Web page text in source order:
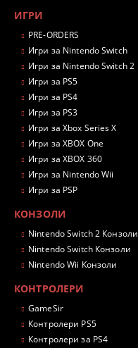
ИГРИ
PRE-ORDERS
Игри за Nintendo Switch
Игри за Nintendo Switch 2
Игри за PS5
Игри за PS4
Игри за PS3
Игри за Xbox Series X
Игри за XBOX One
Игри за XBOX 360
Игри за Nintendo Wii
Игри за PSP
КОНЗОЛИ
Nintendo Switch 2 Конзоли
Nintendo Switch Конзоли
Nintendo Wii Конзоли
КОНТРОЛЕРИ
GameSir
Контролери PS5
Контролери за PS4